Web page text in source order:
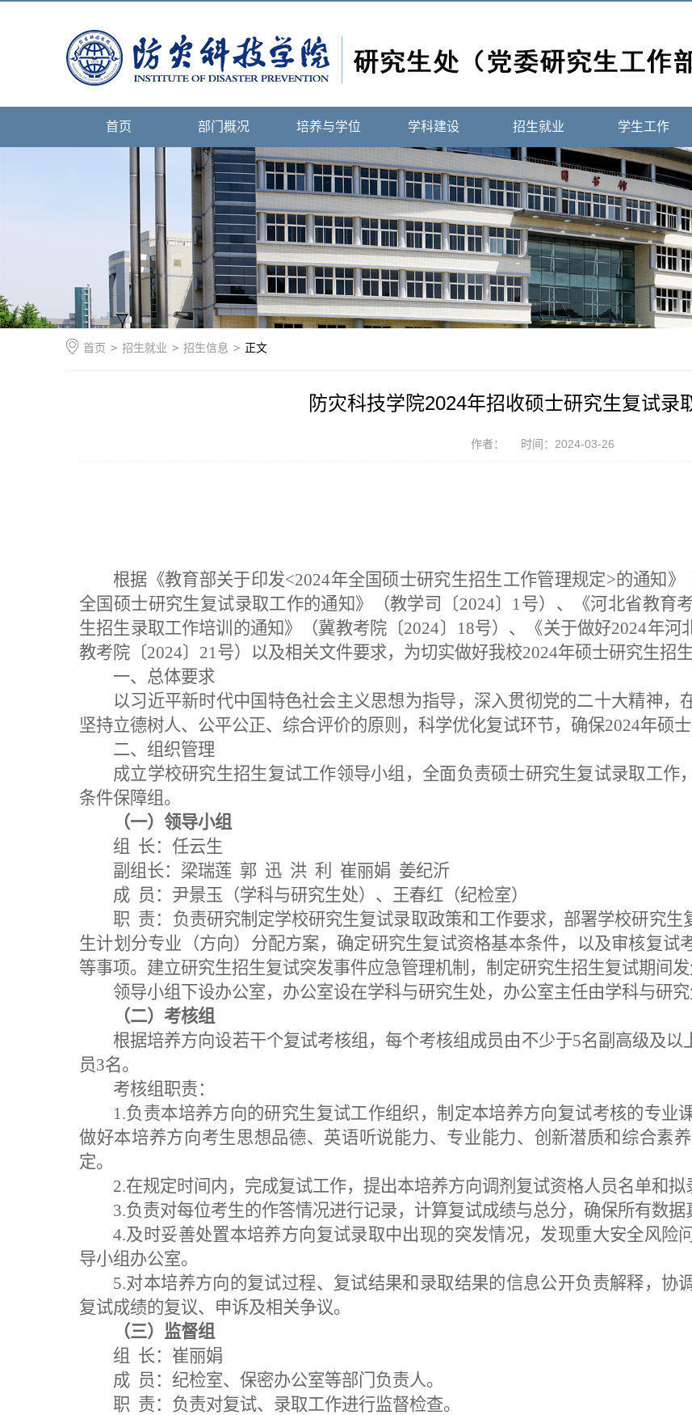
首页 部门概况 培养与学位 学科建设 招生就业 学生工作
首页 > 招生就业 > 招生信息 > 正文
防灾科技学院2024年招收硕士研究生复试录
作者： 时间：2024-03-26
根据 《教育部关于印发<2024年全国硕士研究生招生工作管理规定>的通知》
全国硕士研究生复试录取工作的通知》（教学司〔2024〕1号）、《河北省教育
生招生录取工作培训的通知》（冀教考院〔2024〕18号） 、《关于做好2024年河
教考院〔2024〕21号） 以及相关文件要求， 为切实做好我校2024年硕士研究生招生
一、总体要求
以习近平新时代中国特色社会主义思想为指导，深入贯彻党的二十大精神，
坚持立德树人、公平公正、综合评价的原则，科学优化复试环节，确保2024年硕
二、组织管理
成立学校研究生招生复试工作领导小组 ，全面负责硕士研究生复试录取工作
条件保障组。
（一）领导小组
组
长：任云生
副组长：梁瑞莲 郭 迅 洪 利 崔丽娟 姜纪沂
成 员： 尹景玉（学科与研究生处）、 王春红 （纪检室）
职 责：负责研究制定学校研究生复试录取政策和 工作要求， 部署学校研究生
生计划 分专业（方向） 分配方案，确定研究生复试资格基本条件， 以及审核复试
等事项。 建立研究生招生复试突发事件应急管理机制 ， 制定研究生招生复试期间
领导小组下设办公室，办公室设在学科与研究生处，办公室主任由学科与研
（二）考核组
根据培养方向设若干个复试考核组，每个考核组成员由不少于5名副高级及以
员3名。
考核组职责：
1.负责本培养方向的研究生复试工作组织， 制定本培养方向复试考核的专业
做好本培养方向考生思想品德、 英语听说能力、 专业能力、 创新潜质和综合素养
定。
2.在规定时间内， 完成复试工作，提出本培养方向调剂复试资格人员名单和拟
3.负责对每位考生的作答情况进行记录，计算复试成绩与总分，确保所有数据
4.及时妥善处置本培养方向复试录取中出现的突发情况，发现重大安全风险
导小组 办公室。
5.对本培养方向的复试过程、复试结果和录取结果的信息公开负责解释， 协调
复试成绩的复议、 申诉及相关争议。
（三）监督组
组
长： 崔丽娟
成 员： 纪检室、保密办公室等部门负责人。
职 责：负责对复试、录取工作进行监督检查。